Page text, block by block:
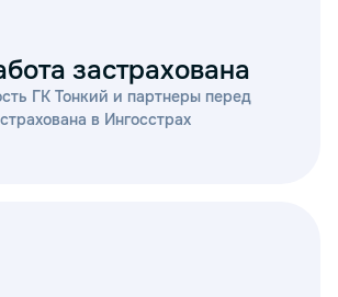
застрахована
ГК Тонкий и партнеры перед
в Ингосстрах